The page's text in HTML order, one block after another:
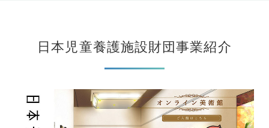
日本児童養護施設財団事業紹介